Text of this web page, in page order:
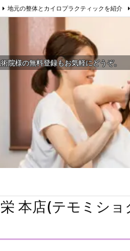
地元の整体とカイロプラクティックを紹介
院様の無料登録もお気軽にどうぞ。
本店(テモミシ